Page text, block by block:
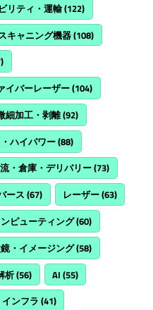
リティ・運輸(122)
キャニング機器(108)
イバーレーザー(104)
細加工・剥離(92)
ハイパワー(88)
・倉庫・デリバリー(73)
ース (67) レーザー(63)
ピューティング(60)
・イメージング(58)
析(56) AI (55)
インフラ (41)